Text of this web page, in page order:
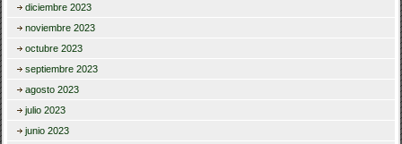
diciembre 2023
noviembre 2023
octubre 2023
septiembre 2023
agosto 2023
julio 2023
junio 2023